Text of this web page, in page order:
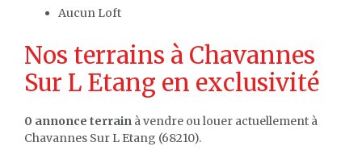
Aucun Loft
Nos terrains à Chavannes
Sur L Etang en exclusivité
0 annonce terrain à vendre ou louer actuellement à
Chavannes Sur L Etang (68210).